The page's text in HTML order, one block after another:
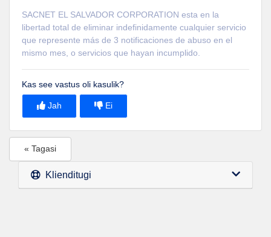
SACNET EL SALVADOR CORPORATION esta en la
libertad total de eliminar indefinidamente cualquier servicio
que represente más de 3 notificaciones de abuso en el
mismo mes, o servicios que hayan incumplido.
Kas see vastus oli kasulik?
Jah Ei
« Tagasi
Klienditugi